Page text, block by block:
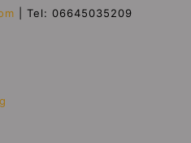
Tel: 06645035209